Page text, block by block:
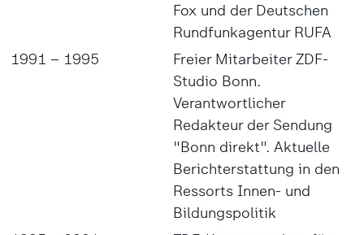
Fox und der Deutschen
Rundfunkagentur RUFA
1991 – 1995
Freier Mitarbeiter ZDF-
Studio Bonn.
Verantwortlicher
Redakteur der Sendung
"Bonn direkt". Aktuelle
Berichterstattung in den
Ressorts Innen- und
Bildungspolitik